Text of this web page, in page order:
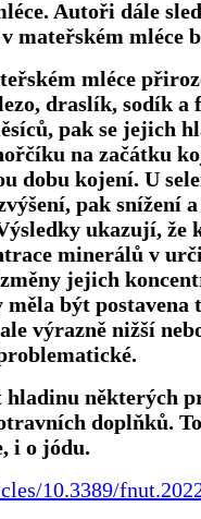
Autoři dále
mateřském mléce
mléce
draslík, sodík a
pak se jejich
na začátku
dobu kojení. U
pak snížení a
ukazují, že
minerálů v
jejich
být postavena
výrazně nižší
hladinu některých
doplňků.
i o jódu.
10.3389/